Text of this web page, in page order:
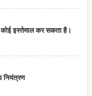
इस्तेमाल कर सकता है।
नियंत्रण